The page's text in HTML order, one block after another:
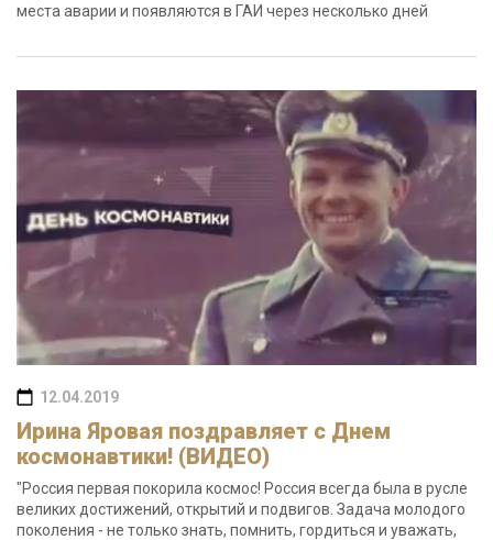
места аварии и появляются в ГАИ через несколько дней
12.04.2019
Ирина Яровая поздравляет с Днем
космонавтики! (ВИДЕО)
"Россия первая покорила космос! Россия всегда была в русле
великих достижений, открытий и подвигов. Задача молодого
поколения - не только знать, помнить, гордиться и уважать,